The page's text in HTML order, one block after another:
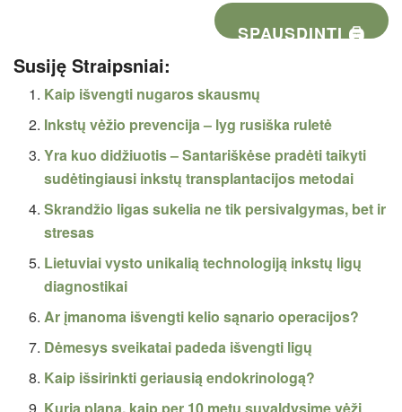
SPAUSDINTI 🖨
Susiję Straipsniai:
Kaip išvengti nugaros skausmų
Inkstų vėžio prevencija – lyg rusiška ruletė
Yra kuo didžiuotis – Santariškėse pradėti taikyti
sudėtingiausi inkstų transplantacijos metodai
Skrandžio ligas sukelia ne tik persivalgymas, bet ir
stresas
Lietuviai vysto unikalią technologiją inkstų ligų
diagnostikai
Ar įmanoma išvengti kelio sąnario operacijos?
Dėmesys sveikatai padeda išvengti ligų
Kaip išsirinkti geriausią endokrinologą?